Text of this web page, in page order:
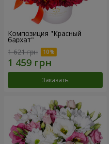
Композиция "Красный
бархат"
1 621 грн
Заказать